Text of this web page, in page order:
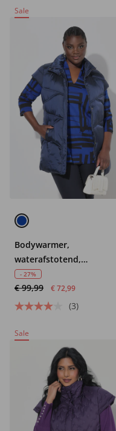
Sale
Bodywarmer,
waterafstotend,
opstaande kraag, 2-
wegrits
- 27%
€ 99,99 € 72,99
(3)
Sale